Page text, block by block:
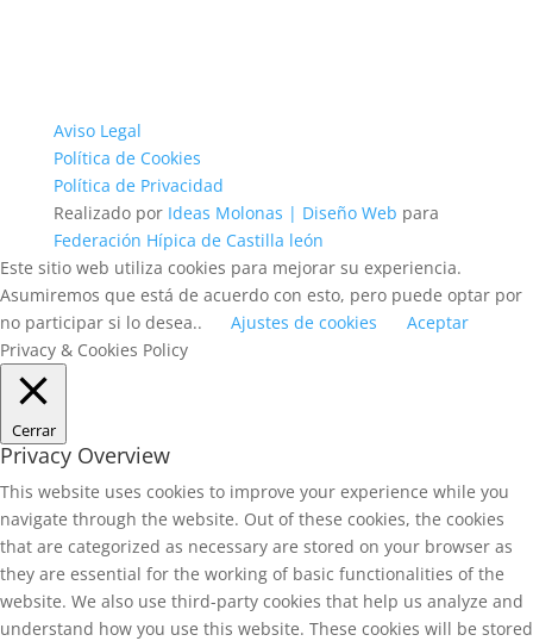
Aviso Legal
Política de Cookies
Política de Privacidad
Realizado por Ideas Molonas | Diseño Web para
Federación Hípica de Castilla león
Este sitio web utiliza cookies para mejorar su experiencia.
Asumiremos que está de acuerdo con esto, pero puede optar por
no participar si lo desea..
Ajustes de cookies
Aceptar
Privacy & Cookies Policy
Cerrar
Privacy Overview
This website uses cookies to improve your experience while you
navigate through the website. Out of these cookies, the cookies
that are categorized as necessary are stored on your browser as
they are essential for the working of basic functionalities of the
website. We also use third-party cookies that help us analyze and
understand how you use this website. These cookies will be stored